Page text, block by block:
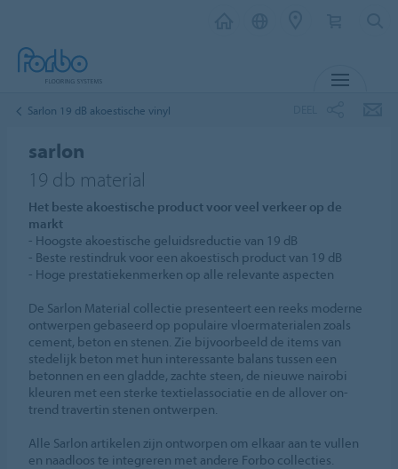
Sarlon 19 dB akoestische vinyl
sarlon
19 db material
Het beste akoestische product voor veel verkeer op de
markt
- Hoogste akoestische geluidsreductie van 19 dB
- Beste restindruk voor een akoestisch product van 19 dB
- Hoge prestatiekenmerken op alle relevante aspecten
De Sarlon Material collectie presenteert een reeks moderne
ontwerpen gebaseerd op populaire vloermaterialen zoals
cement, beton en stenen. Zie bijvoorbeeld de items van
stedelijk beton met hun interessante balans tussen een
betonnen en een gladde, zachte steen, de nieuwe nairobi
kleuren met een sterke textielassociatie en de allover on-
trend travertin stenen ontwerpen.
Alle Sarlon artikelen zijn ontworpen om elkaar aan te vullen
en naadloos te integreren met andere Forbo collecties.